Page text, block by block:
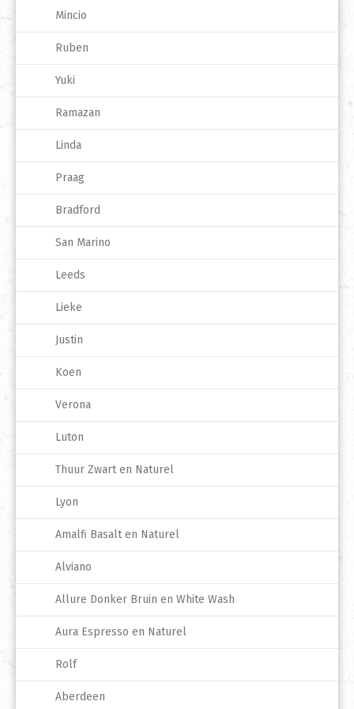
Mincio
Ruben
Yuki
Ramazan
Linda
Praag
Bradford
San Marino
Leeds
Lieke
Justin
Koen
Verona
Luton
Thuur Zwart en Naturel
Lyon
Amalfi Basalt en Naturel
Alviano
Allure Donker Bruin en White Wash
Aura Espresso en Naturel
Rolf
Aberdeen